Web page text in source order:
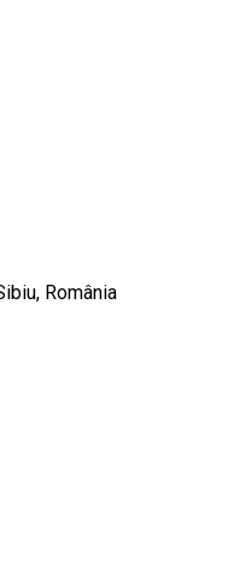
România